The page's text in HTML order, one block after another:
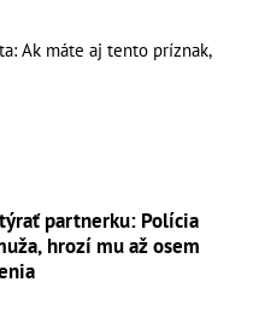
Ak máte aj tento príznak,
partnerku: Polícia
hrozí mu až osem